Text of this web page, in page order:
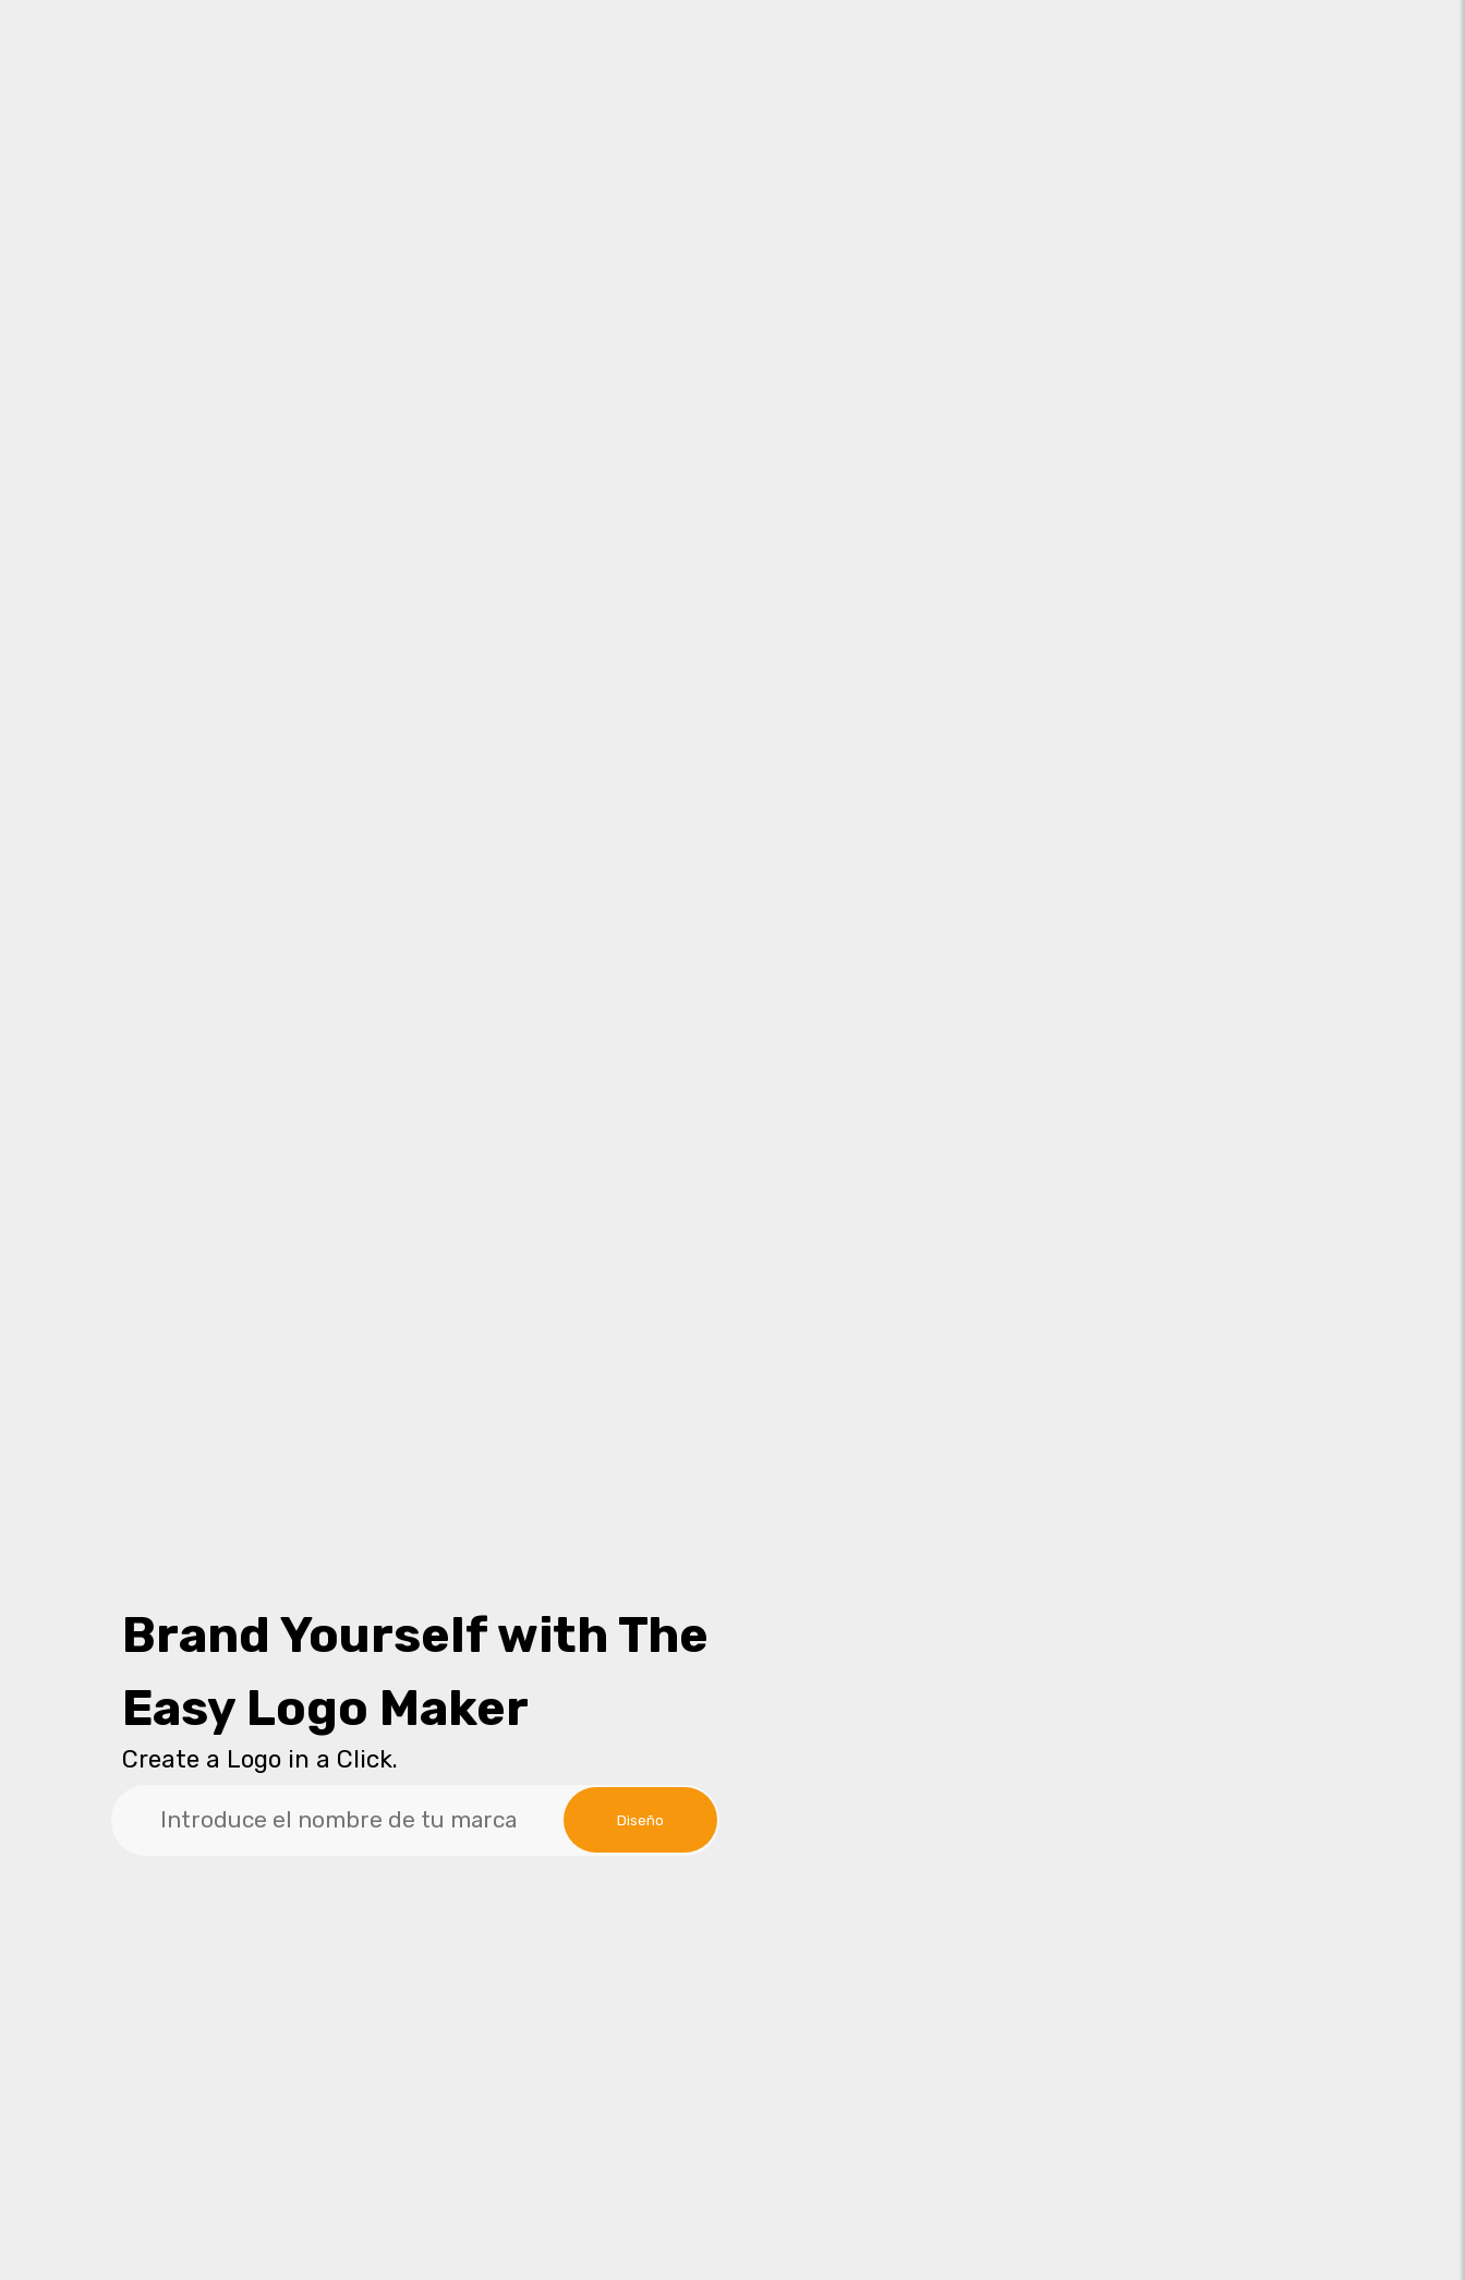
Brand Yourself with The
Easy Logo Maker
Create a Logo in a Click.